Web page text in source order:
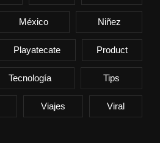
México Niñez
Playatecate Product
Tecnología Tips
Viajes Viral